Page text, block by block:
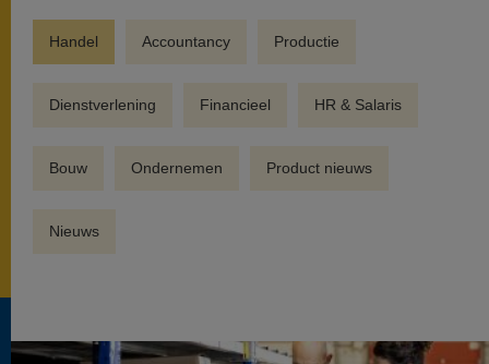
Handel Accountancy Productie
Dienstverlening Financieel HR & Salaris
Bouw Ondernemen Product nieuws
Nieuws